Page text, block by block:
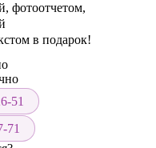
фотоотчетом,
в подарок!
51
71